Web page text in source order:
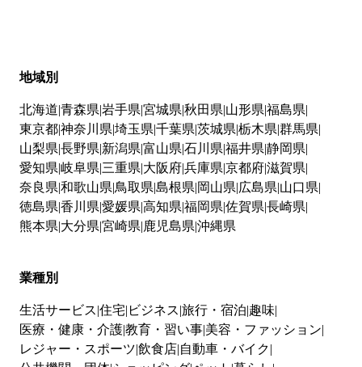
地域別
北海道 青森県 岩手県 宮城県 秋田県 山形県 福島県
東京都神奈川県 埼玉県 千葉県 茨城県 栃木県 群馬県
山梨県 長野県 新潟県 富山県 石川県 福井県 静岡県
愛知県 岐阜県 三重県 大阪府兵庫県 京都府滋賀県
奈良県 和歌山県 鳥取県 島根県 岡山県 広島県 山口県
徳島県 香川県 愛媛県 高知県 福岡県 佐賀県 長崎県
熊本県 大分県 宮崎県 鹿児島県 沖縄県
業種別
生活サービス 住宅 ビジネス 旅行・宿泊 趣味
医療・健康・介護教育・習い事 美容・ファッション
レジャー・スポーツ 飲食店 自動車・バイク